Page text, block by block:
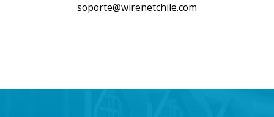
soporte@wirenetchile.com